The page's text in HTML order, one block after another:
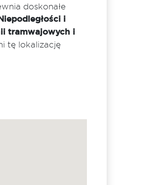
doskonałe
i
tramwajowych i
tę lokalizację